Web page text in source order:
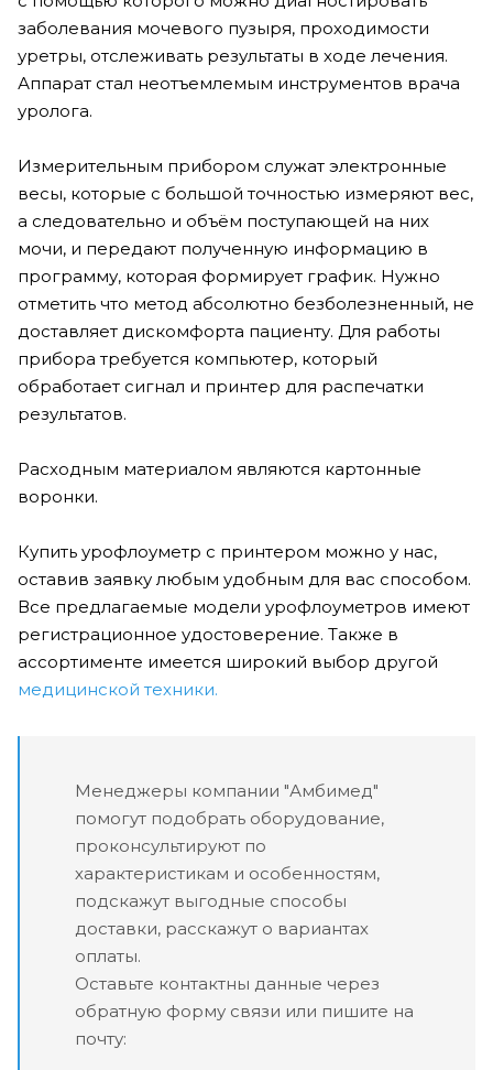
заболевания мочевого пузыря, проходимости
уретры, отслеживать результаты в ходе лечения.
Аппарат стал неотъемлемым инструментов врача
уролога.
Измерительным прибором служат электронные
весы, которые с большой точностью измеряют вес,
а следовательно и объём поступающей на них
мочи, и передают полученную информацию в
программу, которая формирует график. Нужно
отметить что метод абсолютно безболезненный, не
доставляет дискомфорта пациенту. Для работы
прибора требуется компьютер, который
обработает сигнал и принтер для распечатки
результатов.
Расходным материалом являются картонные
воронки.
Купить урофлоуметр с принтером можно у нас,
оставив заявку любым удобным для вас способом.
Все предлагаемые модели урофлоуметров имеют
регистрационное удостоверение. Также в
ассортименте имеется широкий выбор другой
медицинской техники.
Менеджеры компании "Амбимед"
помогут подобрать оборудование,
проконсультируют по
характеристикам и особенностям,
подскажут выгодные способы
доставки, расскажут о вариантах
оплаты.
Оставьте контактны данные через
обратную форму связи или пишите на
почту: